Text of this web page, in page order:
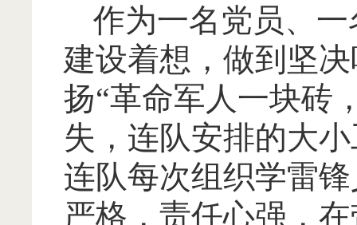
作为一名党员、
建设着想，做到坚
扬“革命军人一块砖
失，连队安排的大
连队每次组织学雷
严格，责任心强，